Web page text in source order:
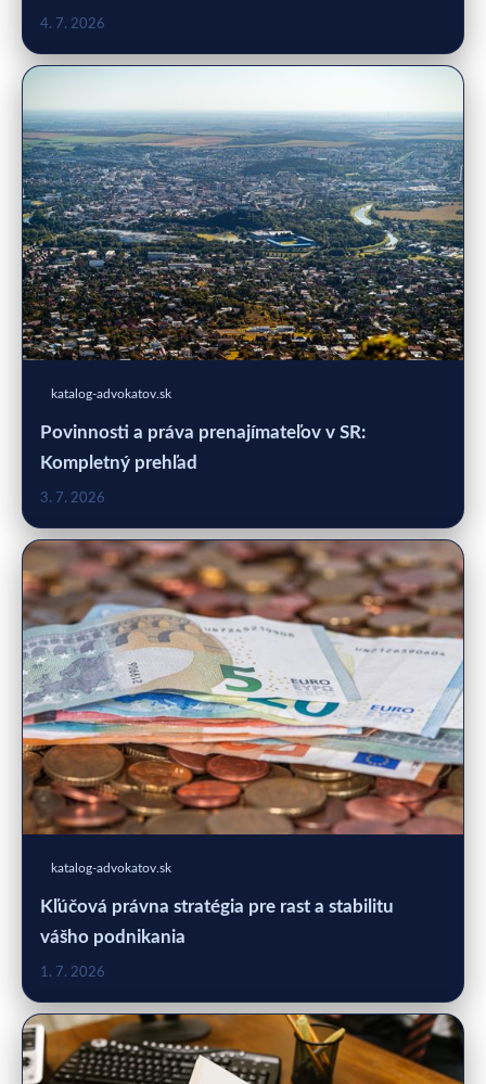
4. 7. 2026
katalog-advokatov.sk
Povinnosti a práva prenajímateľov v SR:
Kompletný prehľad
3. 7. 2026
katalog-advokatov.sk
Kľúčová právna stratégia pre rast a stabilitu
vášho podnikania
1. 7. 2026